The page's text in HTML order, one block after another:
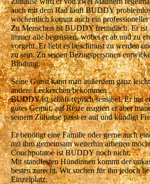
auch mit dem Rad läuft BUDDY
wöchentlich kommt auch ein professioneller
Zu Menschen ist BUDDY freundlich. Er
immer alle begrüssen, wobei er ab und zu
vorgeht. Er liebt es beschmust zu werden
zu sein. Zu seinen Bezugspersonen
Bindung.
Seine Gunst kann man außerdem ganz
andere Leckerchen bekommen .
BUDDY ist schäfi-typisch sensibel. Er hat
gutes Gemüt, auf Reize reagiert er aber
seinem Zuhause passt er auf und kündigt
Er benötigt eine Familie oder gerne auch
mit ihm gemeinsam weiterhin arbeiten
Couchpotatoe ist BUDDY noch nicht.
Mit standfesten Hündinnen kommt der
besten zurecht. Wir suchen für ihn jedoch
Einzelplatz.